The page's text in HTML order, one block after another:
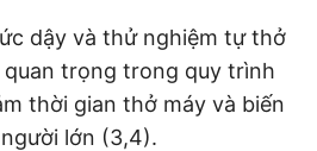
dậy và thử nghiệm tự thở
quan trọng trong quy trình
thời gian thở máy và biến
lớn (3,4).